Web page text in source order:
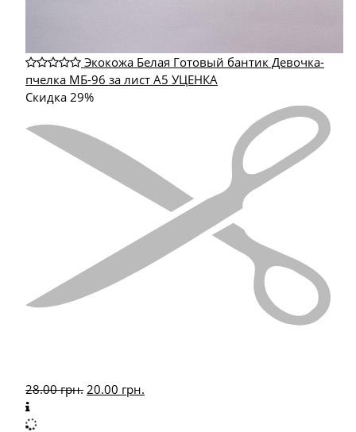
Экокожа Белая Готовый бантик Девочка-
пчелка МБ-96 за лист А5 УЦЕНКА
Скидка 29%
28.00грн. 20.00 грн.